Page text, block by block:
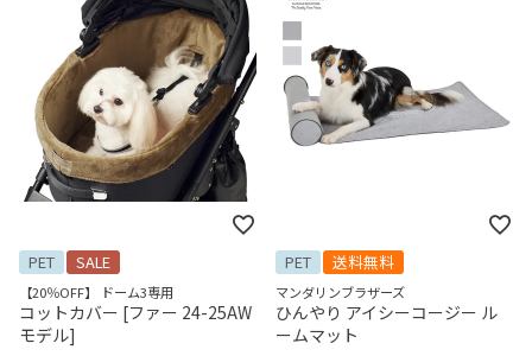
PET SALE
【20％OFF】 ドーム3専用
コットカバー [ファー 24-25AW
モデル]
PET 送料無料
マンダリンブラザーズ
ひんやり アイシーコージー ル
ームマット